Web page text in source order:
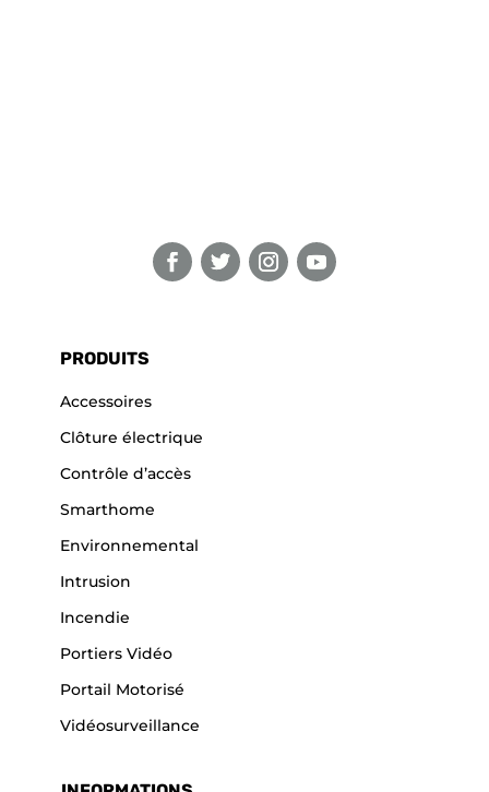
PRODUITS
Accessoires
Clôture électrique
Contrôle d’accès
Smarthome
Environnemental
Intrusion
Incendie
Portiers Vidéo
Portail Motorisé
Vidéosurveillance